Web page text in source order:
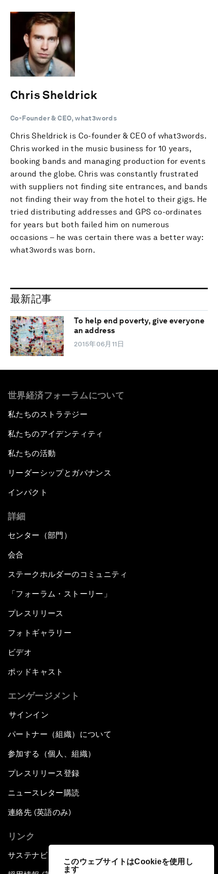
このウェブサイトはCookieを使用し
ます
Chris Sheldrick
Co-Founder & CEO, what3words
Chris Sheldrick is Co-founder & CEO of what3words.
Chris worked in the music business for 10 years,
booking bands and managing production for events
around the globe. Chris was constantly frustrated
with suppliers not finding site entrances, and bands
not finding their way from the hotel to their gigs. He
tried distributing addresses and GPS co-ordinates
for years but both failed him on numerous
occasions – he was certain there was a better way:
what3words was born.
最新記事
To help end poverty, give everyone
an address
2015年06月11日
世界経済フォーラムについて
私たちのストラテジー
私たちのアイデンティティ
私たちの活動
リーダーシップとガバナンス
インパクト
詳細
センター（部門）
会合
ステークホルダーのコミュニティ
「フォーラム・ストーリー」
プレスリリース
フォトギャラリー
ビデオ
ポッドキャスト
エンゲージメント
サインイン
パートナー（組織）について
参加する（個人、組織）
プレスリリース登録
ニュースレター購読
連絡先 (英語のみ)
リンク
サステナビリティへの取り組み